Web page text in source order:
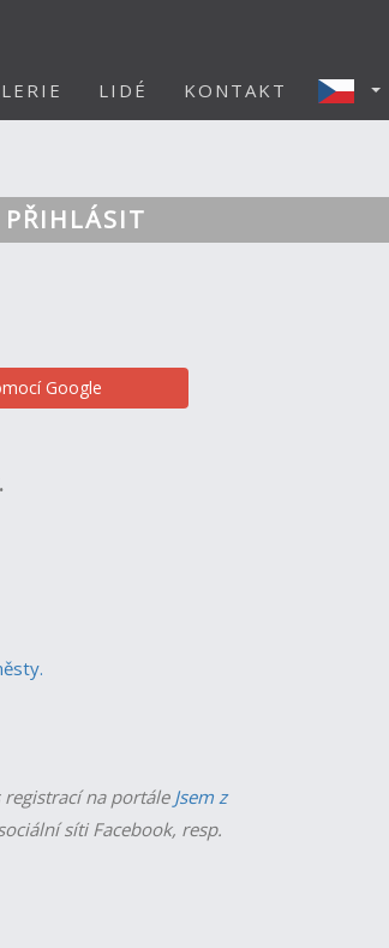
LIDÉ KONTAKT
Google
na portále Jsem z
síti Facebook, resp.